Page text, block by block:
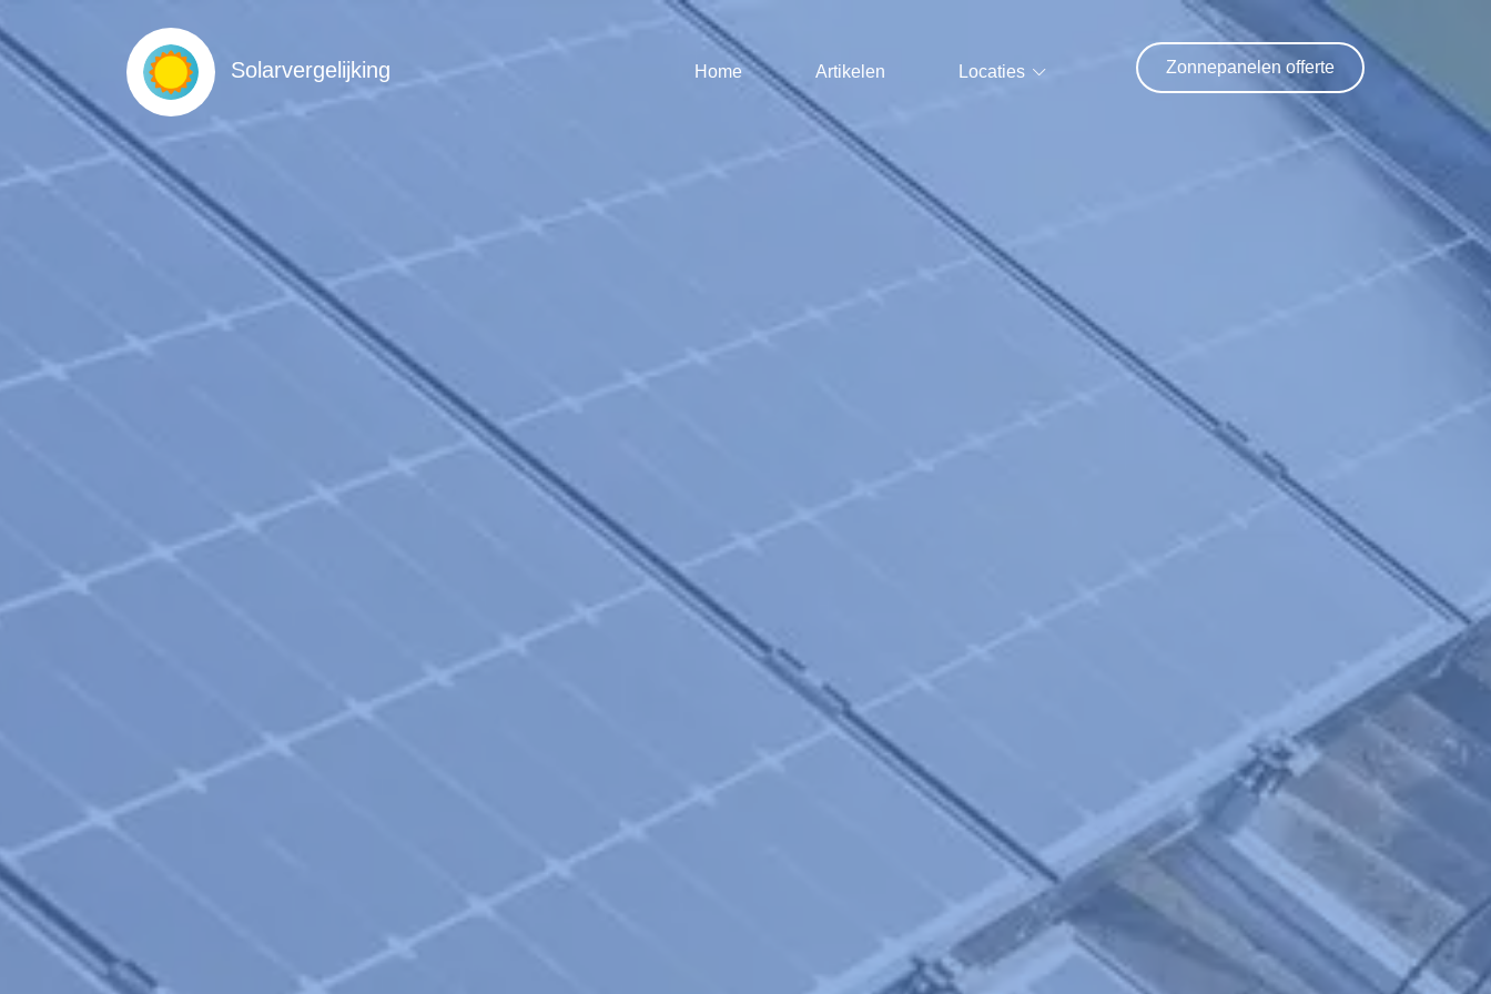
Solarvergelijking Home Artikelen Locaties Zonnepanelen offerte